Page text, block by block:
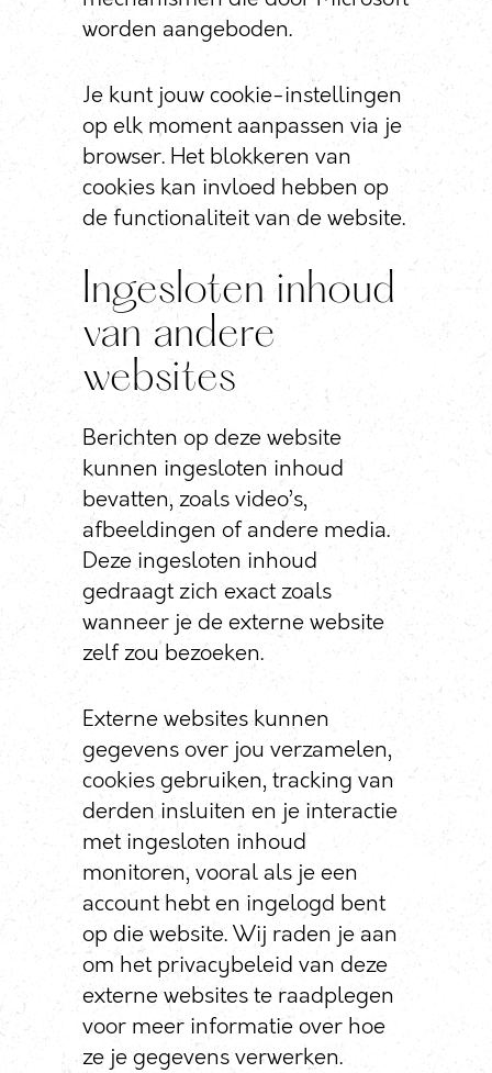
worden aangeboden.
Je kunt jouw cookie-instellingen
op elk moment aanpassen via je
browser. Het blokkeren van
cookies kan invloed hebben op
de functionaliteit van de website.
Ingesloten inhoud
van andere
websites
Berichten op deze website
kunnen ingesloten inhoud
bevatten, zoals video’s,
afbeeldingen of andere media.
Deze ingesloten inhoud
gedraagt zich exact zoals
wanneer je de externe website
zelf zou bezoeken.
Externe websites kunnen
gegevens over jou verzamelen,
cookies gebruiken, tracking van
derden insluiten en je interactie
met ingesloten inhoud
monitoren, vooral als je een
account hebt en ingelogd bent
op die website. Wij raden je aan
om het privacybeleid van deze
externe websites te raadplegen
voor meer informatie over hoe
ze je gegevens verwerken.